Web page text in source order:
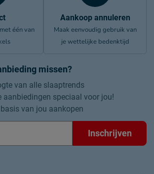
Postbus 716, 5400 AS,
Uden, Nederland
info@beddenreus.nl
één van
Aankoop annuleren
Maak eenvoudig gebruik van
je wettelijke bedenktijd
missen?
van alle slaaptrends
aanbiedingen speciaal voor jou!
van jou aankopen
Inschrijven